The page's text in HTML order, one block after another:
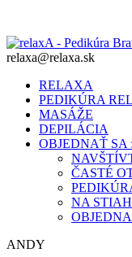
relaxa@relaxa.sk
RELAXA
PEDIKÚRA
MASÁŽE
DEPILÁCIA
OBJEDNAŤ SA
ČASTÉ
NA
ANDY